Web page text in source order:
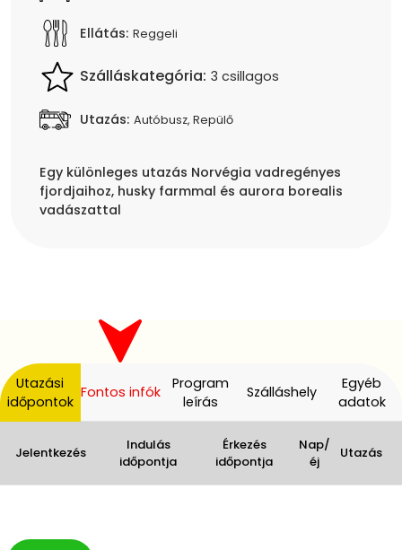
Ellátás: Reggeli
Szálláskategória: 3 csillagos
Utazás: Autóbusz, Repülő
Egy különleges utazás Norvégia vadregényes
fjordjaihoz, husky farmmal és aurora borealis
Utazási
időpontok
Fontos infók
Program
leírás
Szálláshely
Egyéb
adatok
Jelentkezés
Indulás
időpontja
Érkezés
időpontja
Nap/
éj
Utazás